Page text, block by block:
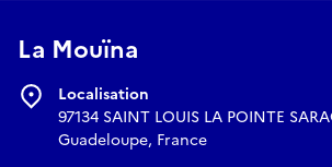
La Mouïna
Localisation
97134 SAINT LOUIS LA POINTE
Guadeloupe, France